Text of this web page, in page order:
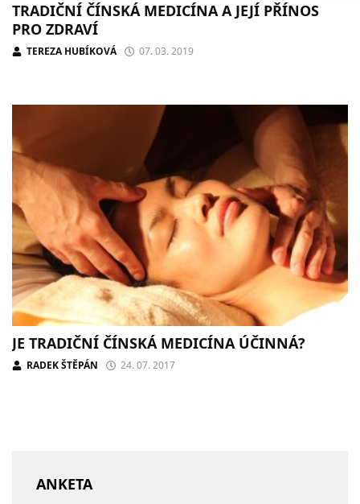
TRADIČNÍ ČÍNSKÁ MEDICÍNA A JEJÍ PŘÍNOS
PRO ZDRAVÍ
TEREZA HUBÍKOVÁ 07. 03. 2019
JE TRADIČNÍ ČÍNSKÁ MEDICÍNA ÚČINNÁ?
RADEK ŠTĚPÁN 24. 07. 2017
ANKETA